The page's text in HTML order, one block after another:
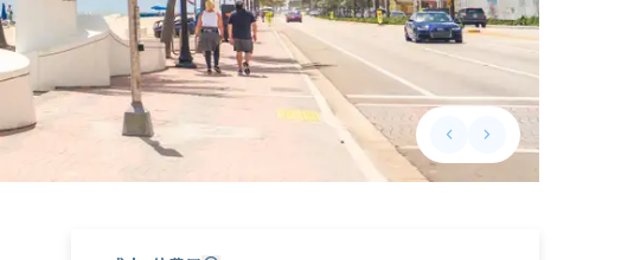
keyboard_arrow_leftPrevious slide
keyboard_arrow_rightNext slide